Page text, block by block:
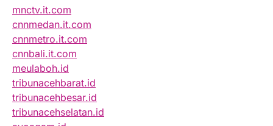
mnctv.it.com
cnnmedan.it.com
cnnmetro.it.com
cnnbali.it.com
meulaboh.id
tribunacehbarat.id
tribunacehbesar.id
tribunacehselatan.id